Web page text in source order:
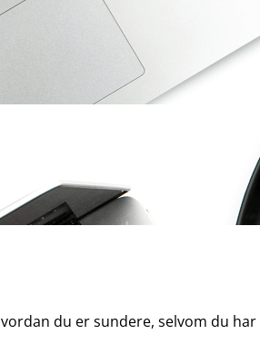
du er sundere, selvom du